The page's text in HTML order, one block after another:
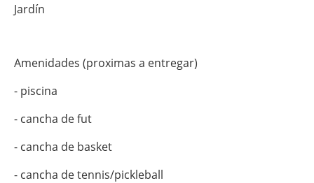
Jardín
Amenidades (proximas a entregar)
- piscina
- ⁠cancha de fut
- ⁠cancha de basket
- ⁠cancha de tennis/pickleball